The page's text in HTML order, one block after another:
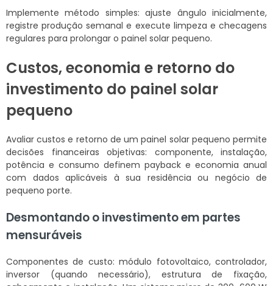
Implemente método simples: ajuste ângulo inicialmente,
registre produção semanal e execute limpeza e checagens
regulares para prolongar o painel solar pequeno.
Custos, economia e retorno do
investimento do painel solar
pequeno
Avaliar custos e retorno de um painel solar pequeno permite
decisões financeiras objetivas: componente, instalação,
potência e consumo definem payback e economia anual
com dados aplicáveis à sua residência ou negócio de
pequeno porte.
Desmontando o investimento em partes
mensuráveis
Componentes de custo: módulo fotovoltaico, controlador,
inversor (quando necessário), estrutura de fixação,